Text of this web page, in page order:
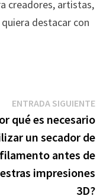
creadores, artistas,
destacar con
ENTRADA SIGUIENTE
qué es necesario
un secador de
filamento antes de
impresiones
3D?